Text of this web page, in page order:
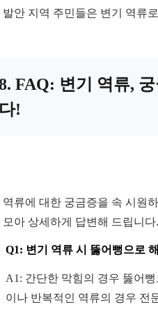
발안 지역 주민들은 변기 역류
FAQ: 변기 역류,
!
역류에 대한 궁금증을 속 시원
모아 상세하게 답변해 드립니다.
Q1: 변기 역류 시 뚫어뻥으로
A1: 간단한 막힘의 경우 뚫어
이나 반복적인 역류의 경우 전